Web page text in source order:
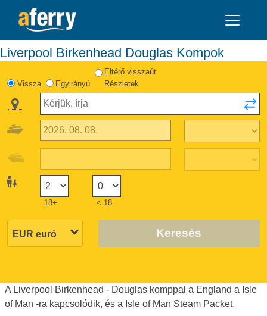
Liverpool Birkenhead Douglas Kompok
Vissza Egyirányú
Eltérő visszaút
Részletek
18+ < 18
Keresés
A Liverpool Birkenhead - Douglas komppal a England a Isle
of Man -ra kapcsolódik, és a Isle of Man Steam Packet.